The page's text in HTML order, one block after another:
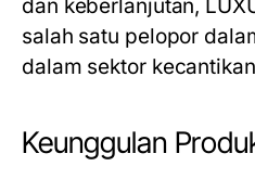
dan keberlanjutan,
salah satu pelopor
dalam sektor
Keunggulan